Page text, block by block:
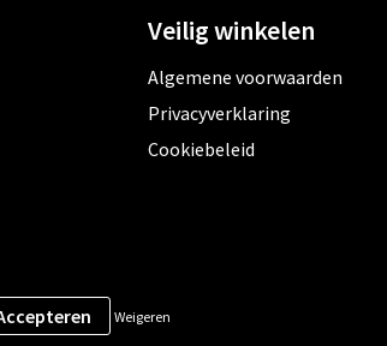
Veilig winkelen
Algemene voorwaarden
Privacyverklaring
Cookiebeleid
Weigeren